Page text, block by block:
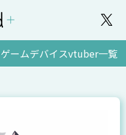
ゲームデバイスvtuber一覧